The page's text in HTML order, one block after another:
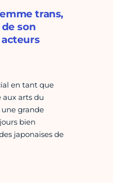
trans,
son
en tant que
aux arts du
une grande
bien
japonaises de